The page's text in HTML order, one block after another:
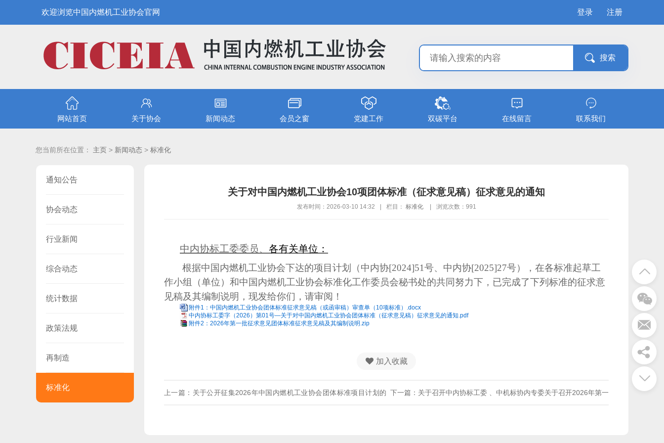
欢迎浏览中国内燃机工业协会官网 注册
登录
网站首页 关于协会 新闻动态 会员之窗 党建工作 双碳平台 在线留言 联系我们
您当前所在位置： 主页 > 新闻动态 > 标准化
通知公告
协会动态
行业新闻
综合动态
统计数据
政策法规
再制造
标准化
关于对中国内燃机工业协会10项团体标准（征求意见稿）征求意见的通知
发布时间：2026-03-10 14:32 栏目： 标准化 浏览次数： 991
中内协标工委委员、 各有关单位：
根据中国内燃机工业协会下达的项目计划（中内协[2024]51号、中内协[2025]27号），在各标准起草工
作小组（单位）和中国内燃机工业协会标准化工作委员会秘书处的共同努力下，已完成了下列标准的征求意
见稿及其编制说明，现发给你们，请审阅！
附件1：中国内燃机工业协会团体标准征求意见稿（或函审稿）审查单（10项标准）.docx
中内协标工委字（2026）第01号—关于对中国内燃机工业协会团体标准（征求意见稿）征求意见的通知.pdf
附件2：2026年第一批征求意见团体标准征求意见稿及其编制说明.zip
加入收藏
上一篇：关于公开征集2026年中国内燃机工业协会团体标准项目计划的 下一篇：关于召开中内协标工委 、中机标协内专委关于召开2026年第一